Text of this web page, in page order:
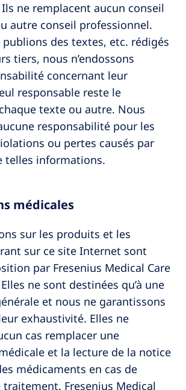
ne remplacent aucun conseil
autre conseil professionnel.
publions des textes, etc. rédigés
tiers, nous n’endossons
concernant leur
responsable reste le
texte ou autre. Nous
responsabilité pour les
ou pertes causés par
telles informations.
médicales
sur les produits et les
sur ce site Internet sont
par Fresenius Medical Care
ne sont destinées qu’à une
et nous ne garantissons
exhaustivité. Elles ne
cas remplacer une
et la lecture de la notice
médicaments en cas de
Fresenius Medical